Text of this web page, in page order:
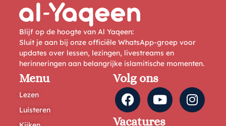
Blijf op de hoogte van Al Yaqeen:
Sluit je aan bij onze officiële WhatsApp-groep voor
updates over lessen, lezingen, livestreams en
herinneringen aan belangrijke islamitische momenten.
Menu
Lezen
Luisteren
Volg ons
Vacatures